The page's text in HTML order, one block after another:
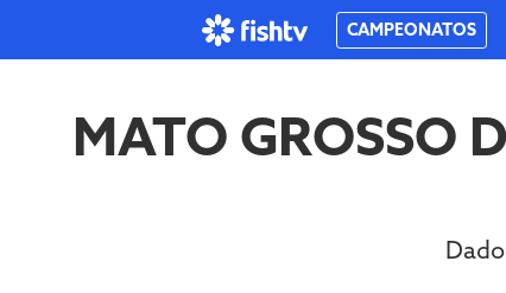
CAMPEONATOS
MATO GROSSO